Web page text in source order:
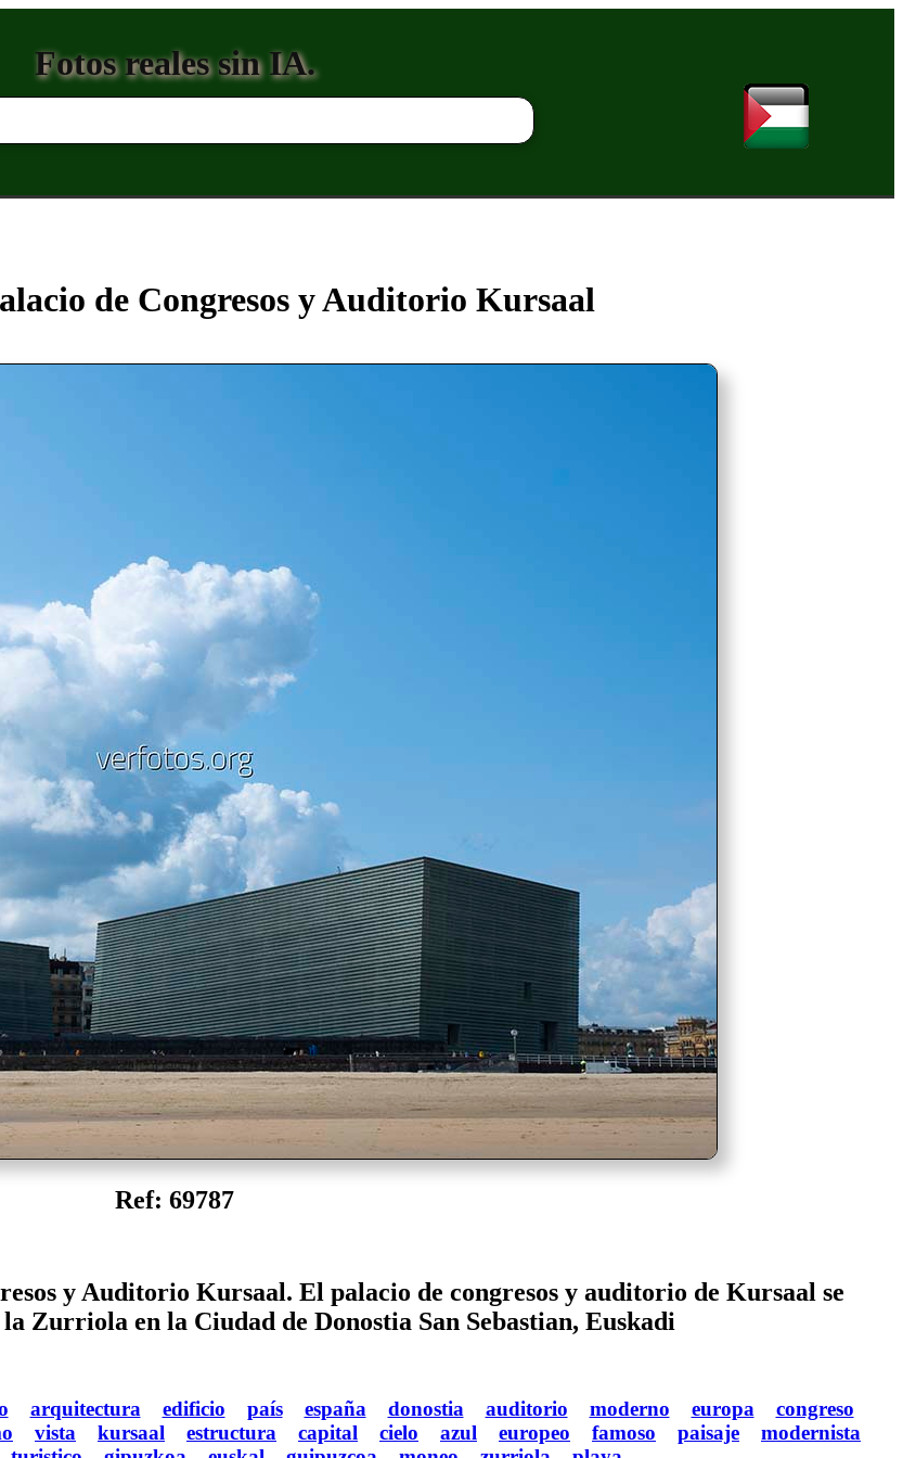
Fotos reales sin IA.
de Congresos y Auditorio Kursaal
Ref: 69787
y Auditorio Kursaal. El palacio de congresos y auditorio de Kursaal se
Zurriola en la Ciudad de Donostia San Sebastian, Euskadi
arquitectura edificio país españa donostia auditorio moderno europa
congreso
vista kursaal estructura capital cielo azul europeo famoso paisaje
modernista